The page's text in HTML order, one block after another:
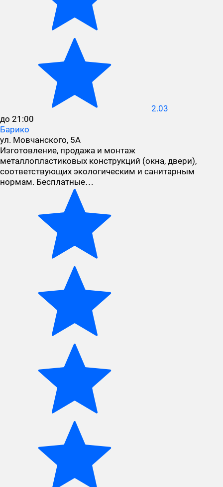
2.03
до 21:00
Барико
ул. Мовчанского, 5А
Изготовление, продажа и монтаж
металлопластиковых конструкций (окна, двери),
соответствующих экологическим и санитарным
нормам. Бесплатные…